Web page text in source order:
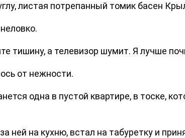
листая потрепанный томик басен
тишину, а телевизор шумит. Я лучше
от нежности.
одна в пустой квартире, в тоске,
на кухню, встал на табуретку и